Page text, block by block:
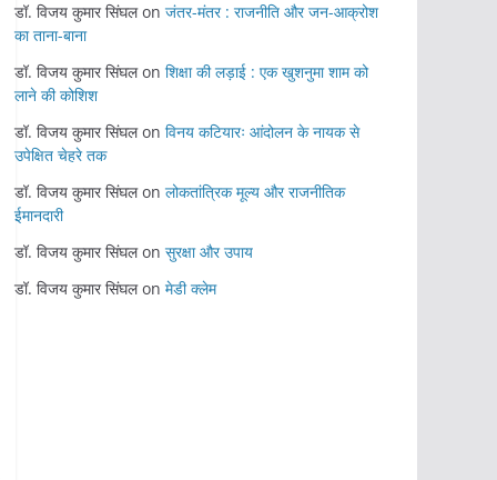
डॉ. विजय कुमार सिंघलon जंतर-मंतर : राजनीति और जन-आक्रोश
का ताना-बाना
डॉ. विजय कुमार सिंघलon शिक्षा की लड़ाई : एक खुशनुमा शाम को
लाने की कोशिश
डॉ. विजय कुमार सिंघलon विनय कटियारः आंदोलन के नायक से
उपेक्षित चेहरे तक
डॉ. विजय कुमार सिंघलon लोकतांत्रिक मूल्य और राजनीतिक
ईमानदारी
डॉ. विजय कुमार सिंघलon सुरक्षा और उपाय
डॉ. विजय कुमार सिंघलon मेडी क्लेम